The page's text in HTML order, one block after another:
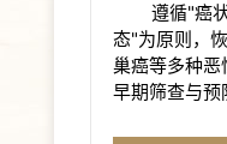
遵循"癌
态"为原则，
巢癌等多种
早期筛查与预